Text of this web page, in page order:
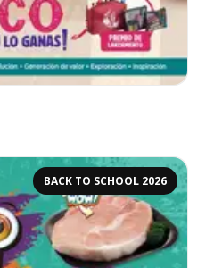
BACK TO SCHOOL 2026